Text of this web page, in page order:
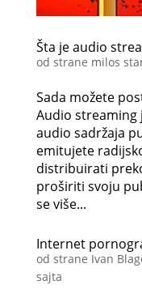
Šta je audio
od strane milos
Sada možete
Audio
audio sadržaja
emitujete
distribuirati
proširiti svoju
se više...
Internet
od strane Ivan
sajta